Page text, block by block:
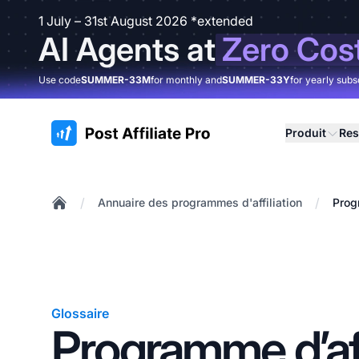
1 July – 31st August 2026 *extended
AI Agents atZero
Use codeSUMMER-33Mfor monthly andSUMMER-33Yfor yearly
:site.title Produit
/ Annuaire des programmes d'affiliation /
Glossaire